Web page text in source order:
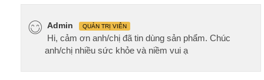
Admin QUẢN TRỊ VIÊN
Hi, cảm ơn anh/chị đã tin dùng sản phẩm. Chúc
anh/chị nhiều sức khỏe và niềm vui ạ